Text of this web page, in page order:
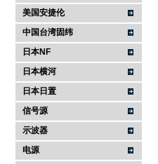
美国安捷伦
中国台湾固纬
日本NF
日本横河
日本日置
信号源
示波器
电源